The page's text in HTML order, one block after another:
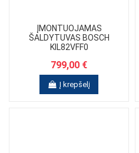
ĮMONTUOJAMAS
ŠALDYTUVAS BOSCH
KIL82VFF0
799,00 €
Į krepšelį